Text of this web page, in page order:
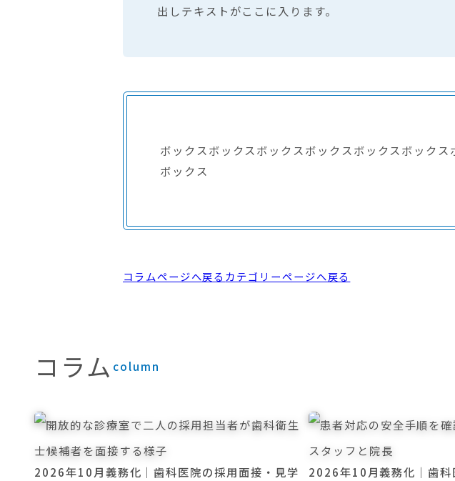
出しテキストがここに入ります。
ボックスボックスボックスボックスボックスボック
ボックス
コラムページへ戻る カテゴリーページへ戻る
column
コラム
2026年10月義務化｜歯科医院の採用面接・見学
2026年10月義務化｜歯科